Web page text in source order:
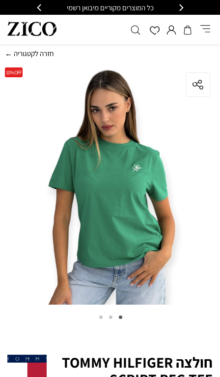
כל המוצרים מקוריים מיבואן רשמי משלוח מהיר עד הבית
← חזרה לקטגוריה
10%OFF
חולצה TOMMY HILFIGER